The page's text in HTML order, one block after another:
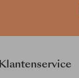
Klantenservice